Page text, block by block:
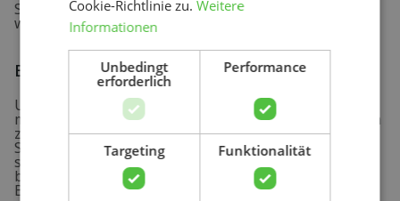
Schäden an Muskeln oder Gelenkkapseln geachtet
werden.
Behandlung und Genesung
Um weitere Schäden an den Strukturen zu vermeiden,
muss der Schulterkopf in seine ursprüngliche Position
zurückgeführt werden. Dies geschieht, je nach
Situation, mit Hilfe von Muskelrelaxantien und
schmerzlindernden Medikamenten. Bei einer lange
bestehenden Luxation kann eine Vollnarkose in
Betracht gezogen werden.
Cookie-Richtlinie zu.Weitere
Informationen
Unbedingt
erforderlich
Performance
Targeting Funktionalität